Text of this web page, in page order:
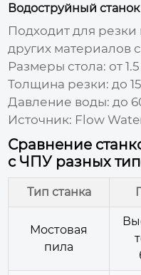
Водоструйный
Подходит для
других материалов
Размеры стола: от
Толщина резки: до
Давление воды: до
Источник: Flow
Сравнение
с ЧПУ разных
Тип станка
Мостовая
пила